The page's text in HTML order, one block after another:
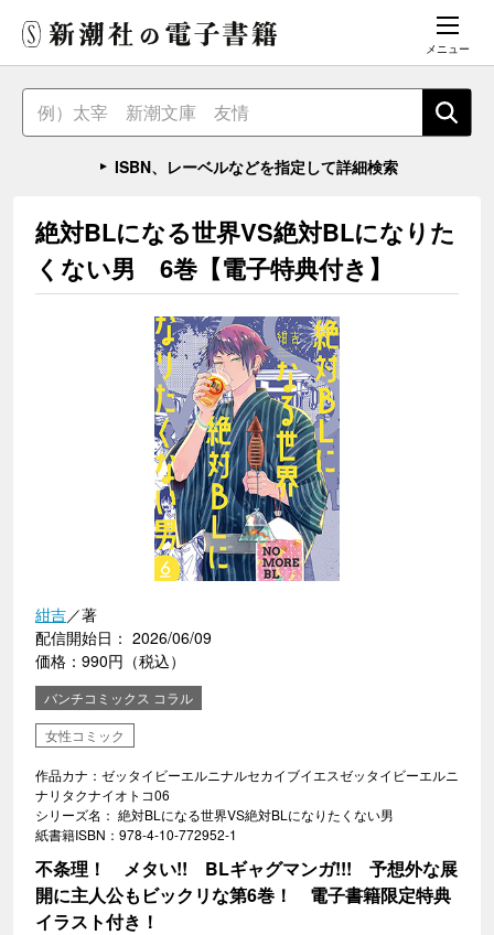
メニュー
ISBN、レーベルなどを指定して詳細検索
絶対BLになる世界VS絶対BLになりた
くない男 6巻【電子特典付き】
紺吉／著
配信開始日： 2026/06/09
価格：990円（税込）
バンチコミックス コラル
女性コミック
作品カナ：ゼッタイビーエルニナルセカイブイエスゼッタイビーエルニ
ナリタクナイオトコ06
シリーズ名： 絶対BLになる世界VS絶対BLになりたくない男
紙書籍ISBN：978-4-10-772952-1
不条理！ メタい!! BLギャグマンガ!!! 予想外な展
開に主人公もビックリな第6巻！ 電子書籍限定特典
イラスト付き！